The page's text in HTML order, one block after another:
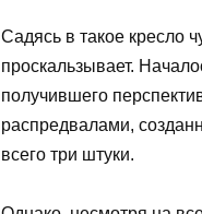
Садясь в такое кресло
проскальзывает.
получившего
распредвалами,
всего три штуки.